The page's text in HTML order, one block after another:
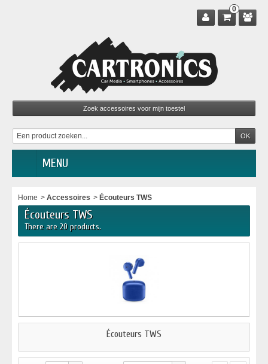
0
MENU
Home > Accessoires > Écouteurs TWS
Écouteurs TWS
There are 20 products.
Écouteurs TWS